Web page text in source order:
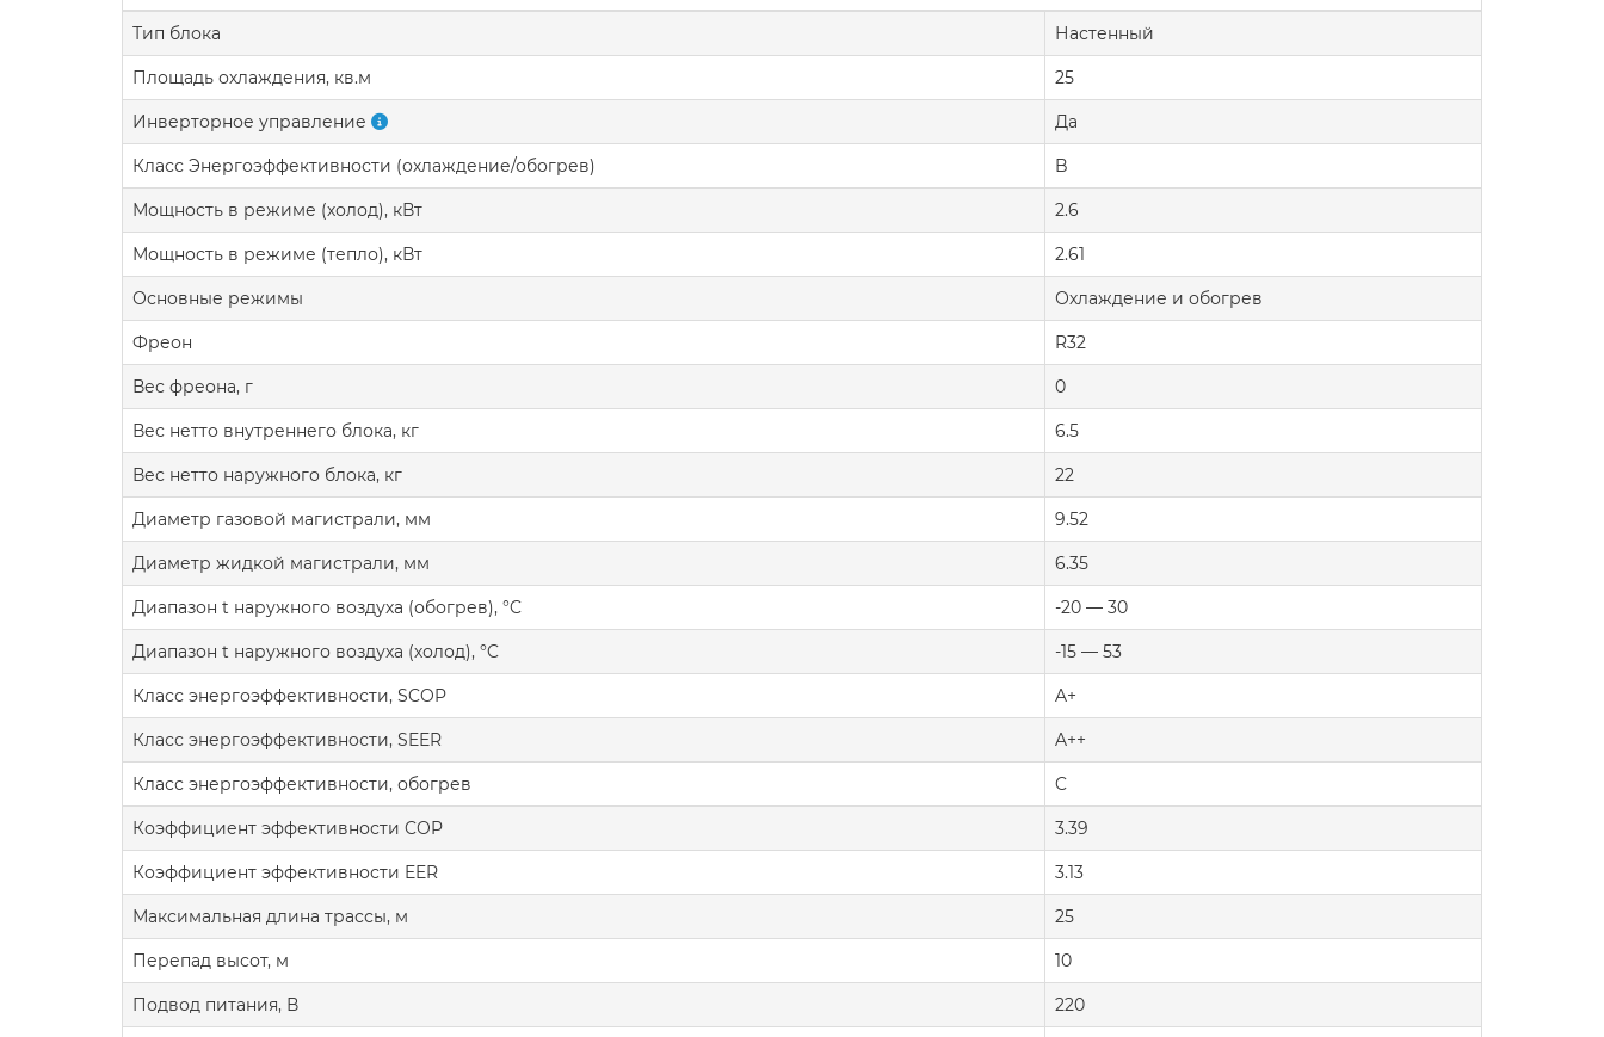
Тип блока Настенный
Площадь охлаждения, кв.м 25
Инверторное управление Да
Класс Энергоэффективности (охлаждение/обогрев) B
Мощность в режиме (холод), кВт 2.6
Мощность в режиме (тепло), кВт 2.61
Основные режимы Охлаждение и обогрев
Фреон R32
Вес фреона, г 0
Вес нетто внутреннего блока, кг 6.5
Вес нетто наружного блока, кг 22
Диаметр газовой магистрали, мм 9.52
Диаметр жидкой магистрали, мм 6.35
Диапазон t наружного воздуха (обогрев), °C -20 — 30
Диапазон t наружного воздуха (холод), °C -15 — 53
Класс энергоэффективности, SCOP A+
Класс энергоэффективности, SEER A++
Класс энергоэффективности, обогрев C
Коэффициент эффективности COP 3.39
Коэффициент эффективности EER 3.13
Максимальная длина трассы, м 25
Перепад высот, м 10
Подвод питания, В 220